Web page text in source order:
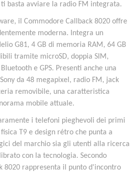
basta avviare la radio FM integrata.
il Commodore Callback 8020 offre
moderna. Integra un
G81, 4 GB di memoria RAM, 64 GB
tramite microSD, doppia SIM,
e GPS. Presenti anche una
da 48 megapixel, radio FM, jack
removibile, una caratteristica
mobile attuale.
i telefoni pieghevoli dei primi
T9 e design rétro che punta a
del marchio sia gli utenti alla ricerca
con la tecnologia. Secondo
8020 rappresenta il punto d'incontro